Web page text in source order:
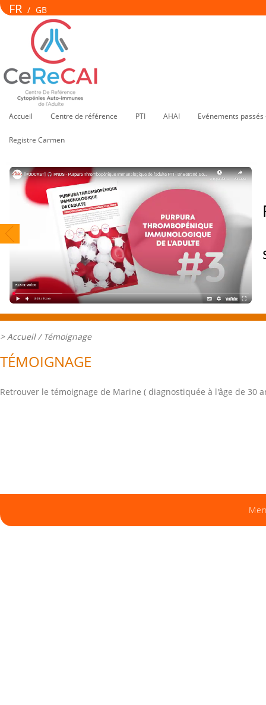
FR / GB
Accueil Centre de référence PTI AHAI Evénements
Registre Carmen
>Accueil/ Témoignage
TÉMOIGNAGE
Retrouver le témoignage de Marine ( diagnostiquée à l'âge de 30